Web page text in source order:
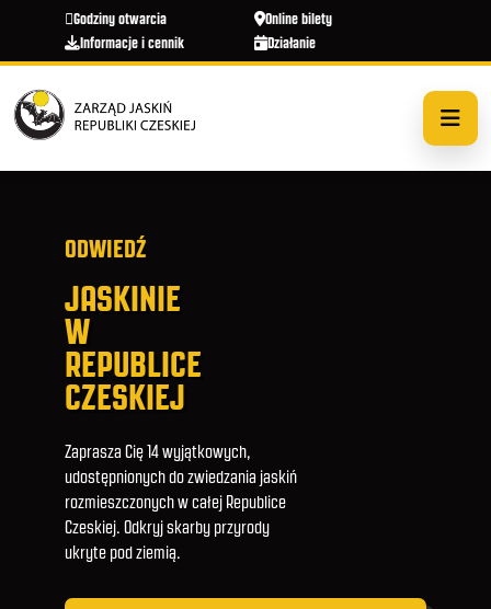
Przejdź do treściGodziny otwarcia
Online bilety
Informacje i cennik
Działanie
ODWIEDŹ
JASKINIE
W
REPUBLICE
CZESKIEJ
Zaprasza Cię 14 wyjątkowych,
udostępnionych do zwiedzania jaskiń
rozmieszczonych w całej Republice
Czeskiej. Odkryj skarby przyrody
ukryte pod ziemią.